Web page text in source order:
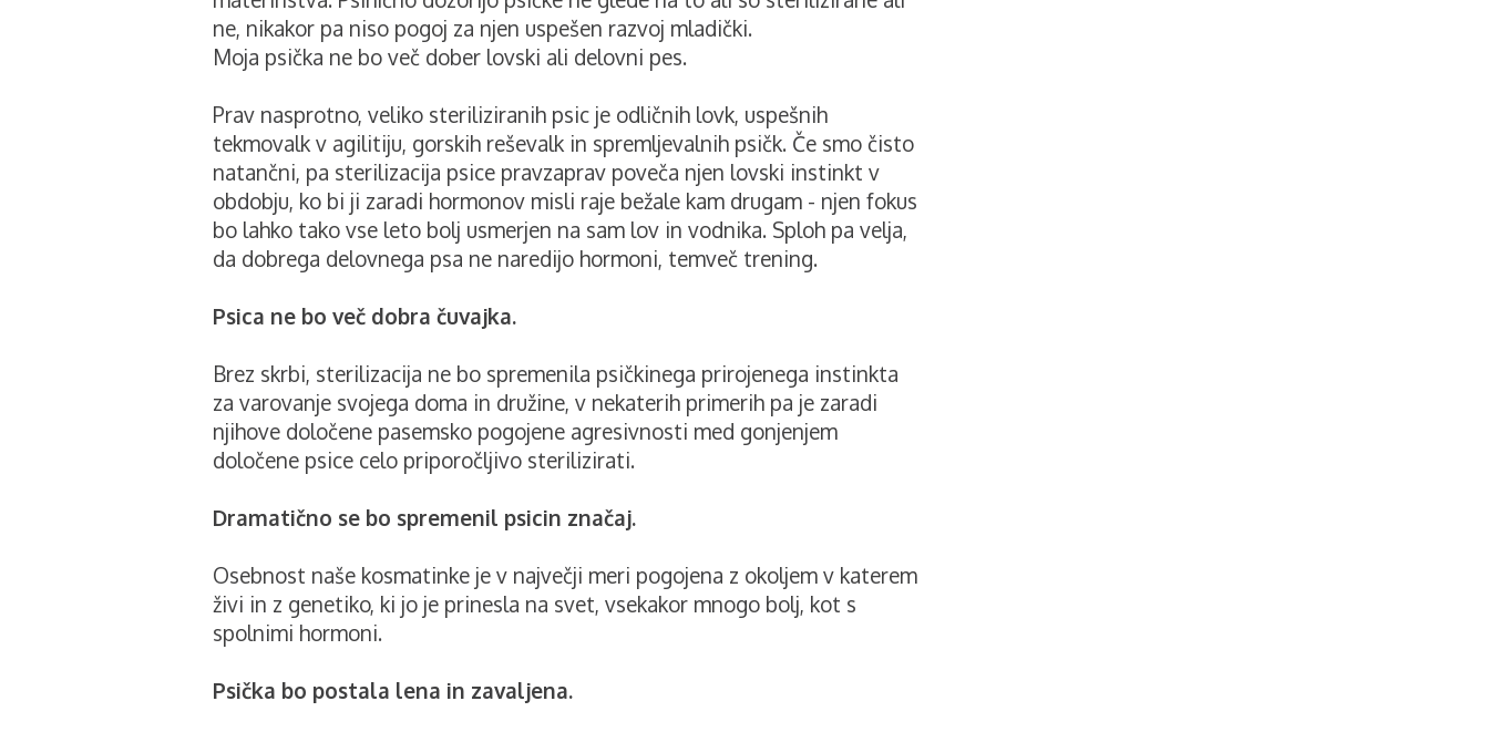
ne, nikakor pa niso pogoj za njen uspešen razvoj mladički.
Moja psička ne bo več dober lovski ali delovni pes.
Prav nasprotno, veliko steriliziranih psic je odličnih lovk, uspešnih
tekmovalk v agilitiju, gorskih reševalk in spremljevalnih psičk. Če smo čisto
natančni, pa sterilizacija psice pravzaprav poveča njen lovski instinkt v
obdobju, ko bi ji zaradi hormonov misli raje bežale kam drugam - njen fokus
bo lahko tako vse leto bolj usmerjen na sam lov in vodnika. Sploh pa velja,
da dobrega delovnega psa ne naredijo hormoni, temveč trening.
Psica ne bo več dobra čuvajka.
Brez skrbi, sterilizacija ne bo spremenila psičkinega prirojenega instinkta
za varovanje svojega doma in družine, v nekaterih primerih pa je zaradi
njihove določene pasemsko pogojene agresivnosti med gonjenjem
določene psice celo priporočljivo sterilizirati.
Dramatično se bo spremenil psicin značaj.
Osebnost naše kosmatinke je v največji meri pogojena z okoljem v katerem
živi in z genetiko, ki jo je prinesla na svet, vsekakor mnogo bolj, kot s
spolnimi hormoni.
Psička bo postala lena in zavaljena.